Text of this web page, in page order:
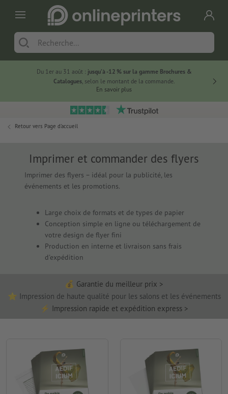
Du 1er au 31 août : jusqu’à -12 % sur la gamme Brochures &
Catalogues, selon le montant de la commande.
En savoir plus
Retour vers Page d'accueil
Imprimer et commander des flyers
Imprimer des flyers – idéal pour la publicité, les
événements et les promotions.
Large choix de formats et de types de papier
Conception simple en ligne ou téléchargement de
votre design de flyer fini
Production en interne et livraison sans frais
d'expédition
💰 Garantie du meilleur prix
⭐ Impression de haute qualité pour les salons et les événements
⚡ Impression rapide et expédition express